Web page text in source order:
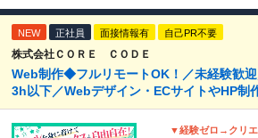
NEW 正社員 面接情報有 自己PR不要
株式会社ＣＯＲＥ ＣＯＤＥ
Web制作◆フルリモートOK！／未経験歓迎
3h以下／Webデザイン・ECサイトやHP制
▼経験ゼロ→クリ